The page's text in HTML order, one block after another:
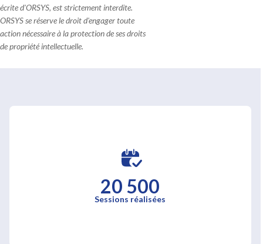
écrite d'ORSYS, est strictement interdite.
ORSYS se réserve le droit d'engager toute
action nécessaire à la protection de ses droits
de propriété intellectuelle.
20 500
Sessions réalisées